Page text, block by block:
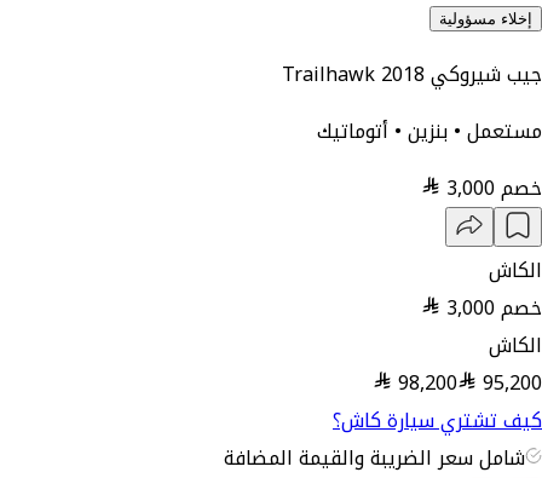
إخلاء مسؤولية
جيب شيروكي Trailhawk 2018
مستعمل • بنزين • أتوماتيك
خصم3,000
الكاش
خصم3,000
الكاش
95,200
98,200
كيف تشتري سيارة كاش؟
شامل سعر الضريبة والقيمة المضافة